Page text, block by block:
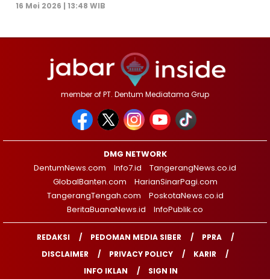
16 Mei 2026 | 13:48 WIB
member of PT. Dentum Mediatama Grup
DMG NETWORK
DentumNews.com
Info7.id
TangerangNews.co.id
GlobalBanten.com
HarianSinarPagi.com
TangerangTengah.com
PoskotaNews.co.id
BeritaBuanaNews.id
InfoPublik.co
REDAKSI PEDOMAN MEDIA SIBER
PPRA
DISCLAIMER
PRIVACY POLICY
KARIR
INFO IKLAN
SIGN IN